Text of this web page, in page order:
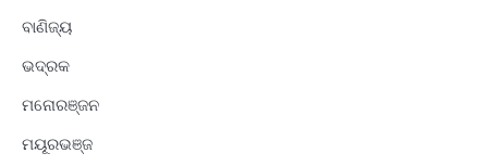
ବାଣିଜ୍ୟ
ଭଦ୍ରକ
ମନୋରଞ୍ଜନ
ମୟୂରଭଞ୍ଜ